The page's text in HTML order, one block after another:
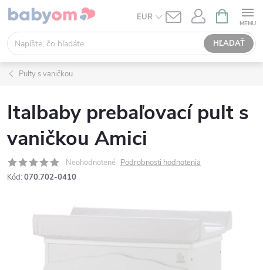
Prejsť
obsah
EUR
HĽADAŤ
KOŠÍK
Pulty s vaničkou
Italbaby prebaľovací pult s
vaničkou Amici
Neohodnotené Podrobnosti hodnotenia
Kód: 070.702-0410